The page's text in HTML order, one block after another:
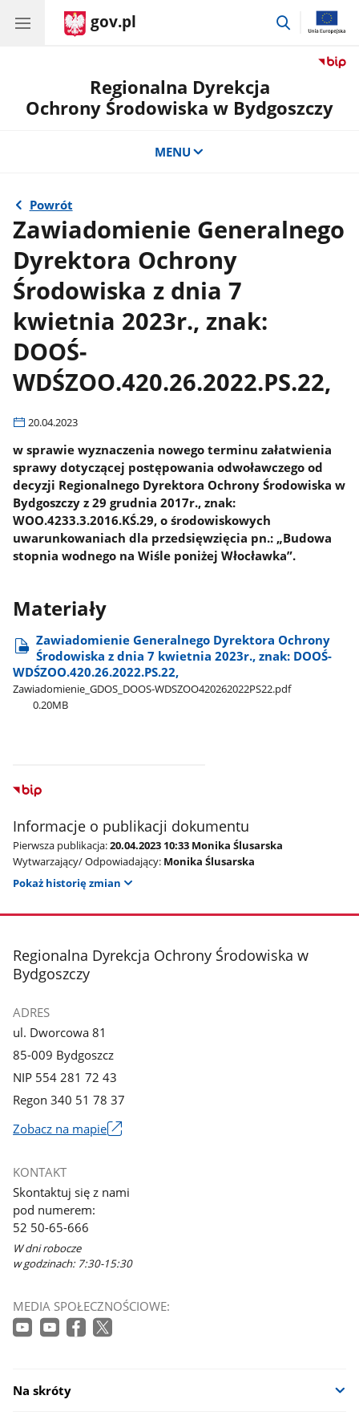
gov.pl
przejdź
Regionalna Dyrekcja
Ochrony Środowiska w Bydgoszczy
MENU
Powrót
Zawiadomienie Generalnego
Dyrektora Ochrony
Środowiska z dnia 7
kwietnia 2023r., znak:
DOOŚ-
WDŚZOO.420.26.2022.PS.22,
20.04.2023
w sprawie wyznaczenia nowego terminu załatwienia
sprawy dotyczącej postępowania odwoławczego od
decyzji Regionalnego Dyrektora Ochrony Środowiska w
Bydgoszczy z 29 grudnia 2017r., znak:
WOO.4233.3.2016.KŚ.29, o środowiskowych
uwarunkowaniach dla przedsięwzięcia pn.: „Budowa
stopnia wodnego na Wiśle poniżej Włocławka”.
Materiały
Zawiadomienie Generalnego Dyrektora Ochrony
Środowiska z dnia 7 kwietnia 2023r., znak: DOOŚ-
WDŚZOO.420.26.2022.PS.22,
Zawiadomienie​_GDOS​_DOOS-WDSZOO420262022PS22.pdf
0.20MB
Informacje o publikacji dokumentu
Pierwsza publikacja:20.04.2023 10:33 Monika Ślusarska
Wytwarzający/ Odpowiadający: Monika Ślusarska
Pokaż historię zmian
stopka
Regionalna Dyrekcja Ochrony Środowiska w
Bydgoszczy
ADRES
ul. Dworcowa 81
85-009 Bydgoszcz
NIP 554 281 72 43
Regon 340 51 78 37
Zobacz na mapie
się
w
nowym
oknie
KONTAKT
Skontaktuj się z nami
pod numerem:
52 50-65-666
W dni robocze
w godzinach: 7:30-15:30
MEDIA SPOŁECZNOŚCIOWE:
Na skróty